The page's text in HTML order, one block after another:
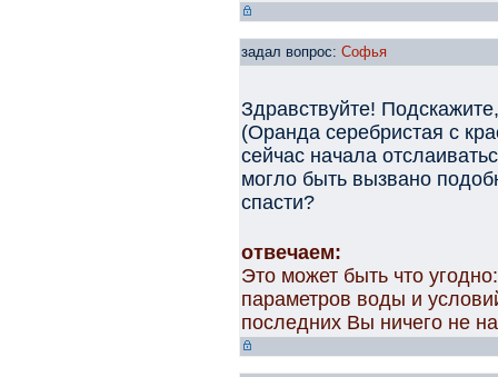
задал вопрос: Софья
Здравствуйте!
(Оранда серебристая с
сейчас начала
могло быть вызвано
спасти?
отвечаем:
Это может быть что
параметров воды и
последних Вы ничего не